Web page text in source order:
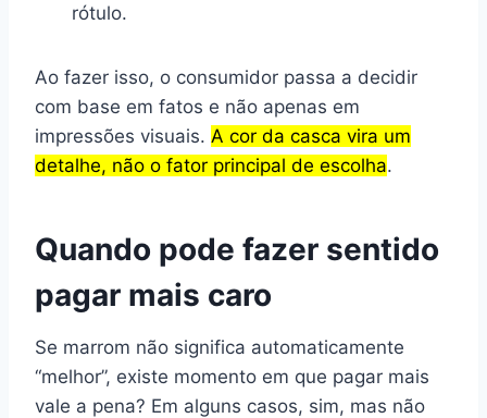
rótulo.
Ao fazer isso, o consumidor passa a decidir
com base em fatos e não apenas em
impressões visuais. A cor da casca vira um
detalhe, não o fator principal de escolha.
Quando pode fazer sentido
pagar mais caro
Se marrom não significa automaticamente
“melhor”, existe momento em que pagar mais
vale a pena? Em alguns casos, sim, mas não